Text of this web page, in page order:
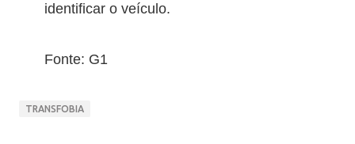
identificar o veículo.
Fonte: G1
TRANSFOBIA